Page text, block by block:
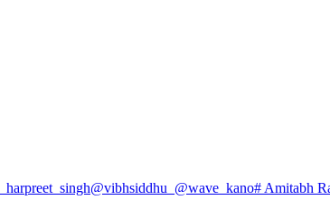
@vibhsiddhu_ @wave_kano# Amitabh